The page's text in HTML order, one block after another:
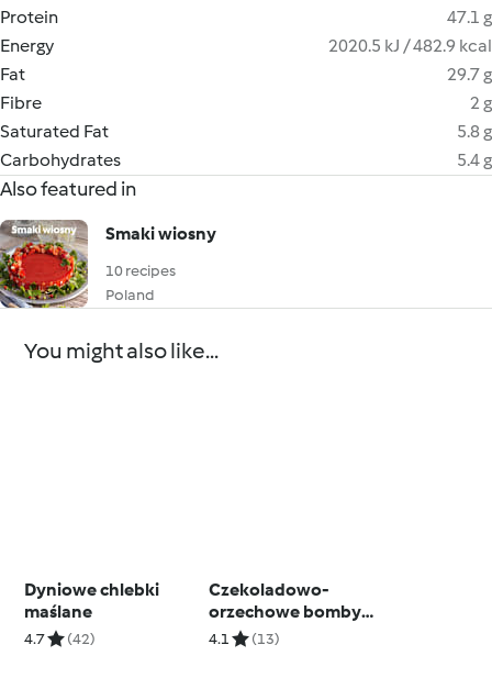
Protein
47.1 g
Energy
2020.5 kJ / 482.9 kcal
Fat
29.7 g
Fibre
2 g
Saturated Fat
5.8 g
Carbohydrates
5.4 g
Also featured in
Smaki wiosny
10 recipes
Poland
You might also like...
Dyniowe chlebki
maślane
4.7 (42)
Czekoladowo-
orzechowe bomby
proteinowe
4.1 (13)